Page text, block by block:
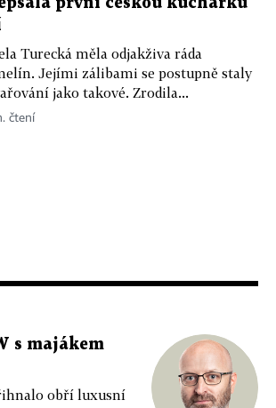
Turecká měla odjakživa ráda
Jejími zálibami se postupně staly
jako takové. Zrodila...
čtení
s majákem
obří luxusní